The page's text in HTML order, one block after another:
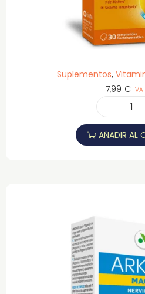
Suplementos,
7,99 €
AÑADIR AL